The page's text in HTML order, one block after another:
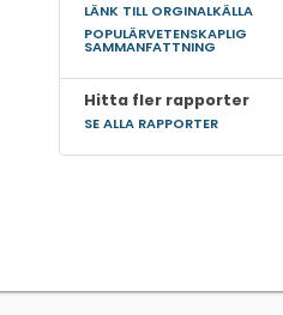
LÄNK TILL ORGINALKÄLLA
POPULÄRVETENSKAPLIG
SAMMANFATTNING
Hitta fler rapporter
SE ALLA RAPPORTER